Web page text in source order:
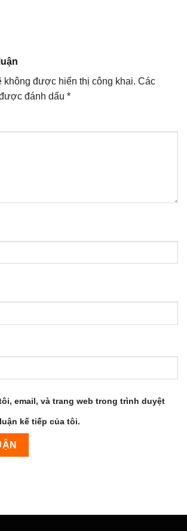
không được hiển thị công khai. Các
đánh dấu *
email, và trang web trong trình duyệt
kế tiếp của tôi.